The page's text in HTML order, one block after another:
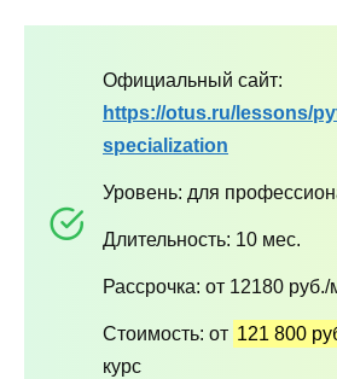
Официальный сайт:
https://otus.ru/lessons/
specialization
Уровень: для
Длительность: 10 мес.
Рассрочка: от 12180 руб./
Стоимость: от 121 800
курс